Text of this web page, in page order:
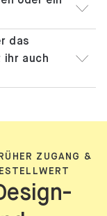
viel
oder ein